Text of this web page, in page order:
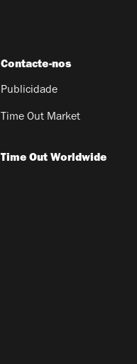
Contacte-nos
Publicidade
Time Out Market
Time Out Worldwide